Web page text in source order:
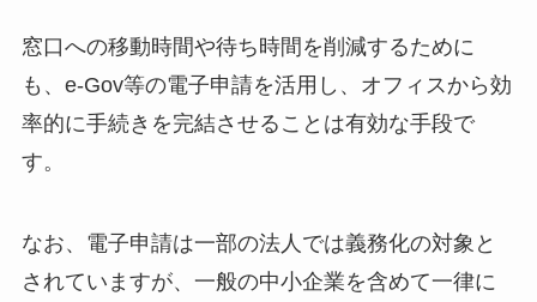
窓口への移動時間や待ち時間を削減するために
も、e-Gov等の電子申請を活用し、オフィスから効
率的に手続きを完結させることは有効な手段で
す。
なお、電子申請は一部の法人では義務化の対象と
されていますが、一般の中小企業を含めて一律に